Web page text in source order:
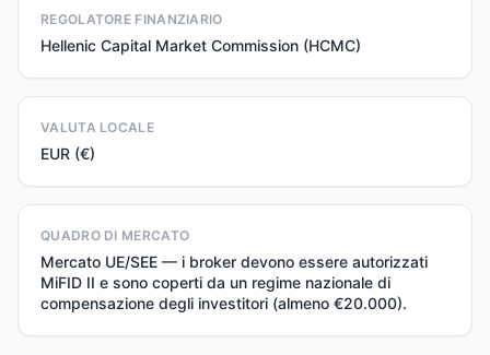
REGOLATORE FINANZIARIO
Hellenic Capital Market Commission (HCMC)
VALUTA LOCALE
EUR (€)
QUADRO DI MERCATO
Mercato UE/SEE — i broker devono essere autorizzati
MiFID II e sono coperti da un regime nazionale di
compensazione degli investitori (almeno €20.000).